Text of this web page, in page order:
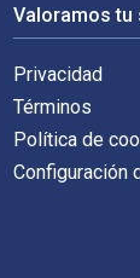
Valoramos tu
Privacidad
Términos
Política de
Configuración